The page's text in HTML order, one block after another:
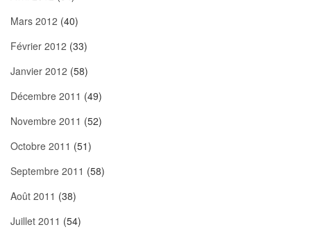
Mars 2012 (40)
Février 2012 (33)
Janvier 2012 (58)
Décembre 2011 (49)
Novembre 2011 (52)
Octobre 2011 (51)
Septembre 2011 (58)
Août 2011 (38)
Juillet 2011 (54)